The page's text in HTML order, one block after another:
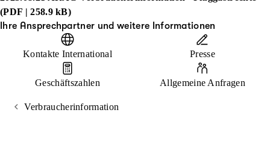
(PDF | 258.9 kB)
Ihre Ansprechpartner und weitere Informationen
Kontakte International Presse
Geschäftszahlen Allgemeine Anfragen
Verbraucherinformation